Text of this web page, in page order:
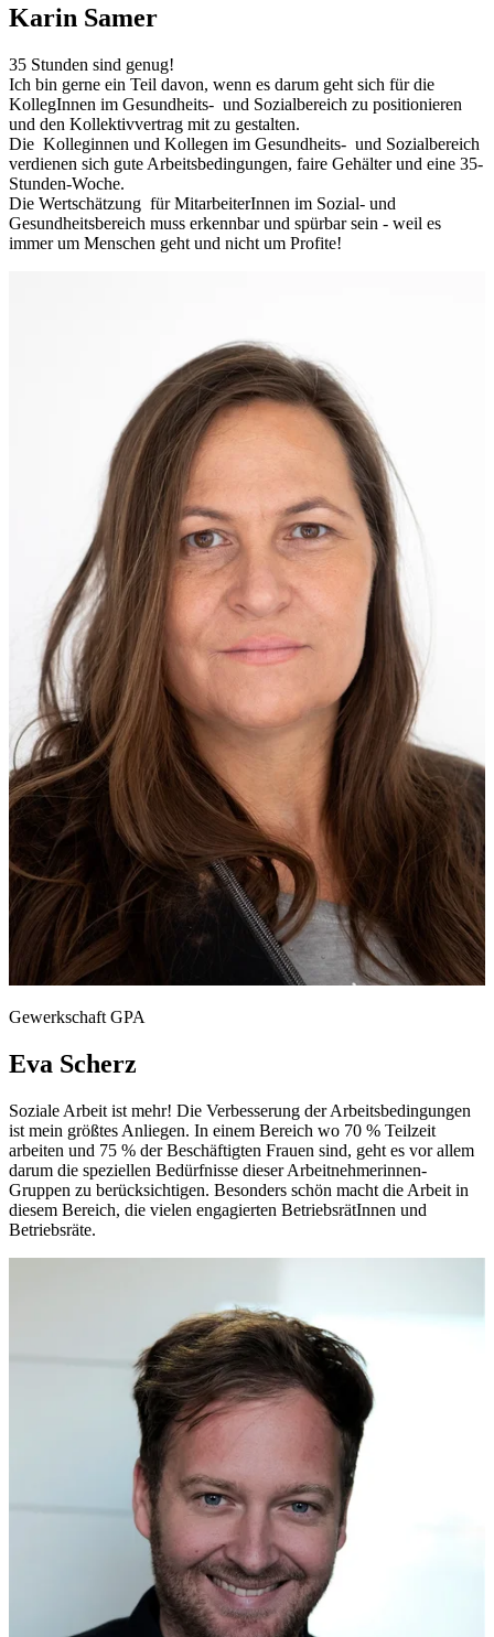
Karin Samer
35 Stunden sind genug!
Ich bin gerne ein Teil davon, wenn es darum geht sich für die
KollegInnen im Gesundheits- und Sozialbereich zu positionieren
und den Kollektivvertrag mit zu gestalten.
Die Kolleginnen und Kollegen im Gesundheits- und Sozialbereich
verdienen sich gute Arbeitsbedingungen, faire Gehälter und eine 35-
Stunden-Woche.
Die Wertschätzung für MitarbeiterInnen im Sozial- und
Gesundheitsbereich muss erkennbar und spürbar sein - weil es
immer um Menschen geht und nicht um Profite!
Gewerkschaft GPA
Eva Scherz
Soziale Arbeit ist mehr! Die Verbesserung der Arbeitsbedingungen
ist mein größtes Anliegen. In einem Bereich wo 70 % Teilzeit
arbeiten und 75 % der Beschäftigten Frauen sind, geht es vor allem
darum die speziellen Bedürfnisse dieser Arbeitnehmerinnen-
Gruppen zu berücksichtigen. Besonders schön macht die Arbeit in
diesem Bereich, die vielen engagierten BetriebsrätInnen und
Betriebsräte.